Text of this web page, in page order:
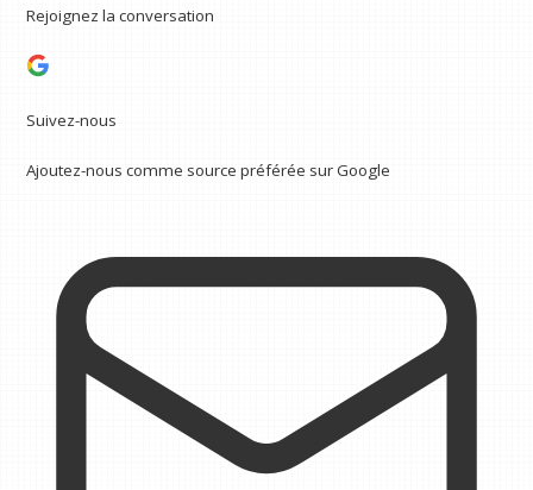
Rejoignez la conversation
Suivez-nous
Ajoutez-nous comme source préférée sur Google